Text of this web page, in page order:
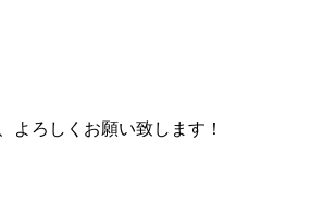
ろしくお願い致します！